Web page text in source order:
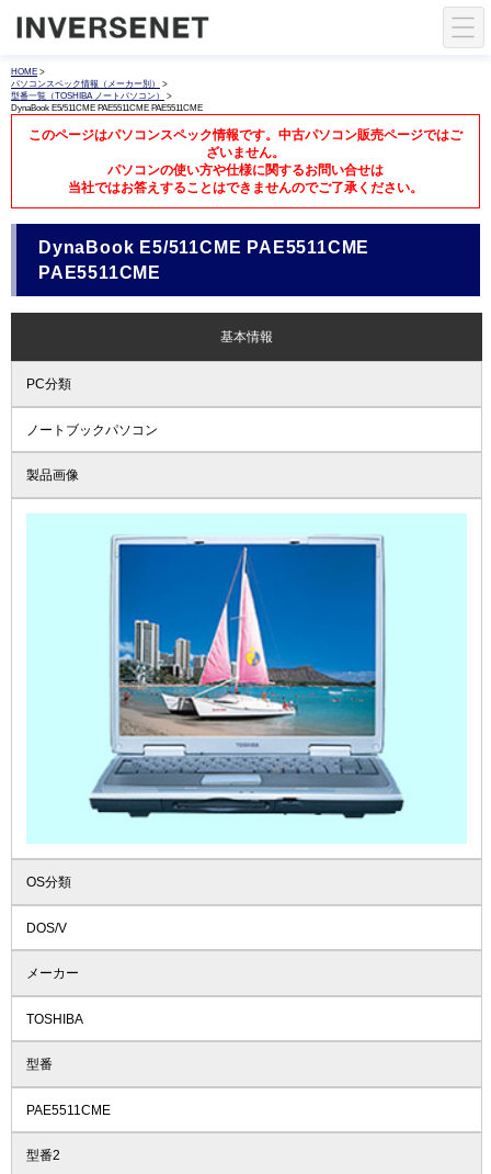
HOME >
パソコンスペック情報（メーカー別）
>
型番一覧（TOSHIBA ノートパソコン）
>
DynaBook E5/511CME PAE5511CME PAE5511CME
このページはパソコンスペック情報です。中古パソコン販売ページではご
ざいません。
パソコンの使い方や仕様に関するお問い合せは
当社ではお答えすることはできませんのでご了承ください。
DynaBook E5/511CME PAE5511CME
PAE5511CME
基本情報
PC分類
ノートブックパソコン
製品画像
OS分類
DOS/V
メーカー
TOSHIBA
型番
PAE5511CME
型番2